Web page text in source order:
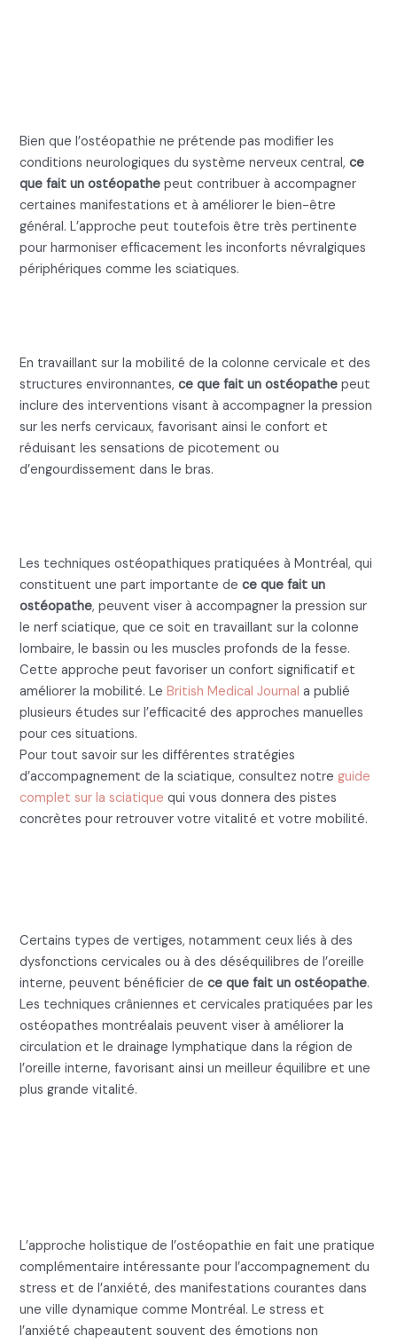
Bien que l’ostéopathie ne prétende pas modifier les
conditions neurologiques du système nerveux central,ce
que fait un ostéopathe peut contribuer à accompagner
certaines manifestations et à améliorer le bien-être
général. L’approche peut toutefois être très pertinente
pour harmoniser efficacement les inconforts névralgiques
périphériques comme les sciatiques.
En travaillant sur la mobilité de la colonne cervicale et des
structures environnantes,ce que fait un ostéopathe peut
inclure des interventions visant à accompagner la pression
sur les nerfs cervicaux, favorisant ainsi le confort et
réduisant les sensations de picotement ou
d’engourdissement dans le bras.
Les techniques ostéopathiques pratiquées à Montréal, qui
constituent une part importante dece que fait un
ostéopathe, peuvent viser à accompagner la pression sur
le nerf sciatique, que ce soit en travaillant sur la colonne
lombaire, le bassin ou les muscles profonds de la fesse.
Cette approche peut favoriser un confort significatif et
améliorer la mobilité. LeBritish Medical Journal a publié
plusieurs études sur l’efficacité des approches manuelles
pour ces situations.
Pour tout savoir sur les différentes stratégies
d’accompagnement de la sciatique, consultez notre guide
complet sur la sciatique qui vous donnera des pistes
concrètes pour retrouver votre vitalité et votre mobilité.
Certains types de vertiges, notamment ceux liés à des
dysfonctions cervicales ou à des déséquilibres de l’oreille
interne, peuvent bénéficier dece que fait un ostéopathe.
Les techniques crâniennes et cervicales pratiquées par les
ostéopathes montréalais peuvent viser à améliorer la
circulation et le drainage lymphatique dans la région de
l’oreille interne, favorisant ainsi un meilleur équilibre et une
plus grande vitalité.
L’approche holistique de l’ostéopathie en fait une pratique
complémentaire intéressante pour l’accompagnement du
stress et de l’anxiété, des manifestations courantes dans
une ville dynamique comme Montréal. Le stress et
l’anxiété chapeautent souvent des émotions non